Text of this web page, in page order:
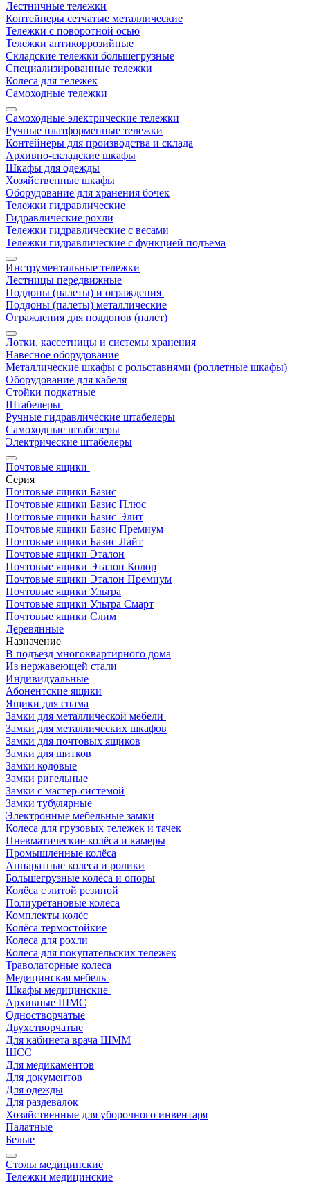
Лестничные тележки
Контейнеры сетчатые металлические
Тележки с поворотной осью
Тележки антикоррозийные
Складские тележки большегрузные
Специализированные тележки
Колеса для тележек
Самоходные тележки
Самоходные электрические тележки
Ручные платформенные тележки
Контейнеры для производства и склада
Архивно-складские шкафы
Шкафы для одежды
Хозяйственные шкафы
Оборудование для хранения бочек
Тележки гидравлические
Гидравлические рохли
Тележки гидравлические с весами
Тележки гидравлические с функцией подъема
Инструментальные тележки
Лестницы передвижные
Поддоны (палеты) и ограждения
Поддоны (палеты) металлические
Ограждения для поддонов (палет)
Лотки, кассетницы и системы хранения
Навесное оборудование
Металлические шкафы с рольставнями (роллетные шкафы)
Оборудование для кабеля
Стойки подкатные
Штабелеры
Ручные гидравлические штабелеры
Самоходные штабелеры
Электрические штабелеры
Почтовые ящики
Серия
Почтовые ящики Базис
Почтовые ящики Базис Плюс
Почтовые ящики Базис Элит
Почтовые ящики Базис Премиум
Почтовые ящики Базис Лайт
Почтовые ящики Эталон
Почтовые ящики Эталон Колор
Почтовые ящики Эталон Премиум
Почтовые ящики Ультра
Почтовые ящики Ультра Смарт
Почтовые ящики Слим
Деревянные
Назначение
В подъезд многоквартирного дома
Из нержавеющей стали
Индивидуальные
Абонентские ящики
Ящики для спама
Замки для металлической мебели
Замки для металлических шкафов
Замки для почтовых ящиков
Замки для щитков
Замки кодовые
Замки ригельные
Замки с мастер-системой
Замки тубулярные
Электронные мебельные замки
Колеса для грузовых тележек и тачек
Пневматические колёса и камеры
Промышленные колёса
Аппаратные колеса и ролики
Большегрузные колёса и опоры
Колёса с литой резиной
Полиуретановые колёса
Комплекты колёс
Колёса термостойкие
Колеса для рохли
Колеса для покупательских тележек
Траволаторные колеса
Медицинская мебель
Шкафы медицинские
Архивные ШМС
Одностворчатые
Двухстворчатые
Для кабинета врача ШММ
ШСС
Для медикаментов
Для документов
Для одежды
Для раздевалок
Хозяйственные для уборочного инвентаря
Палатные
Белые
Столы медицинские
Тележки медицинские